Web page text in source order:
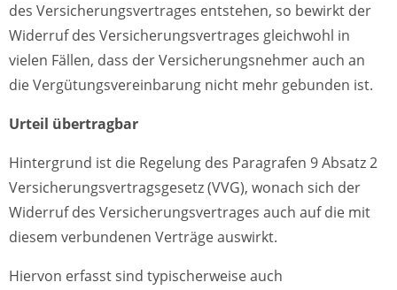
des Versicherungsvertrages entstehen, so bewirkt der
Widerruf des Versicherungsvertrages gleichwohl in
vielen Fällen, dass der Versicherungsnehmer auch an
die Vergütungsvereinbarung nicht mehr gebunden ist.
Urteil übertragbar
Hintergrund ist die Regelung des Paragrafen 9 Absatz 2
Versicherungsvertragsgesetz (VVG), wonach sich der
Widerruf des Versicherungsvertrages auch auf die mit
diesem verbundenen Verträge auswirkt.
Hiervon erfasst sind typischerweise auch